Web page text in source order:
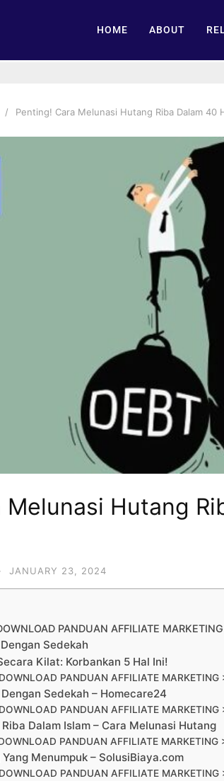
HOME ABOUT
Penting! Cara Melunasi Hutang Riba Dalam 40
Melunasi Hutang
· JANUARY 23, 2024
PANDUAN AFFILIATE
Sedekah
Kilat: Korbankan 5 Hal Ini!
PANDUAN AFFILIATE MARKETING
Sedekah – Homecare24
PANDUAN AFFILIATE MARKETING
Dalam Islam – Cara Melunasi Hutang
PANDUAN AFFILIATE MARKETING
Menumpuk – SolusiBiaya.com
PANDUAN AFFILIATE MARKETING